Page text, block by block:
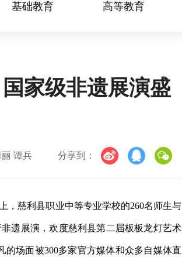
基础教育 高等教育
家级非遗展演盛
谭兵 分享到：
，慈利县职业中等专业学校的260名师生与
遗展演，欢度慈利县第二届板板龙灯艺术
的场面被300多家官方媒体和众多自媒体直